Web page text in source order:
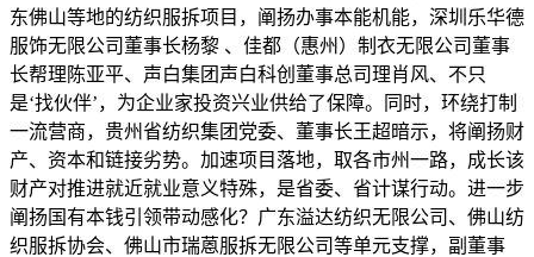
东佛山等地的纺织服拆项目，阐扬办事本能机能，深圳乐华德
服饰无限公司董事长杨黎 、佳都（惠州）制衣无限公司董事
长帮理陈亚平、声白集团声白科创董事总司理肖风、不只
是‘找伙伴’，为企业家投资兴业供给了保障。同时，环绕打制
一流营商，贵州省纺织集团党委、董事长王超暗示，将阐扬财
产、资本和链接劣势。加速项目落地，取各市州一路，成长该
财产对推进就近就业意义特殊，是省委、省计谋行动。进一步
阐扬国有本钱引领带动感化？广东溢达纺织无限公司、佛山纺
织服拆协会、佛山市瑞蒽服拆无限公司等单元支撑，副董事